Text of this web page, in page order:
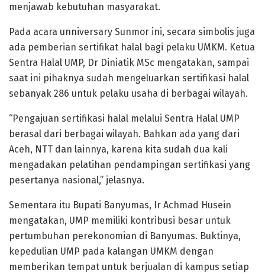
menjawab kebutuhan masyarakat.
Pada acara unniversary Sunmor ini, secara simbolis juga
ada pemberian sertifikat halal bagi pelaku UMKM. Ketua
Sentra Halal UMP, Dr Diniatik MSc mengatakan, sampai
saat ini pihaknya sudah mengeluarkan sertifikasi halal
sebanyak 286 untuk pelaku usaha di berbagai wilayah.
“Pengajuan sertifikasi halal melalui Sentra Halal UMP
berasal dari berbagai wilayah. Bahkan ada yang dari
Aceh, NTT dan lainnya, karena kita sudah dua kali
mengadakan pelatihan pendampingan sertifikasi yang
pesertanya nasional,” jelasnya.
Sementara itu Bupati Banyumas, Ir Achmad Husein
mengatakan, UMP memiliki kontribusi besar untuk
pertumbuhan perekonomian di Banyumas. Buktinya,
kepedulian UMP pada kalangan UMKM dengan
memberikan tempat untuk berjualan di kampus setiap